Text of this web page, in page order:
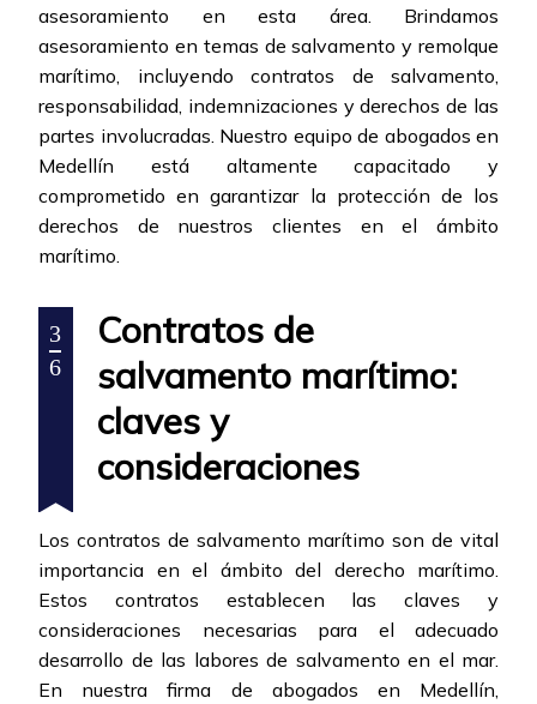
asesoramiento en esta área. Brindamos
asesoramiento en temas de salvamento y remolque
marítimo, incluyendo contratos de salvamento,
responsabilidad, indemnizaciones y derechos de las
partes involucradas. Nuestro equipo de abogados en
Medellín está altamente capacitado y
comprometido en garantizar la protección de los
derechos de nuestros clientes en el ámbito
marítimo.
3
6
Contratos de
salvamento marítimo:
claves y
consideraciones
Los contratos de salvamento marítimo son de vital
importancia en el ámbito del derecho marítimo.
Estos contratos establecen las claves y
consideraciones necesarias para el adecuado
desarrollo de las labores de salvamento en el mar.
En nuestra firma de abogados en Medellín,